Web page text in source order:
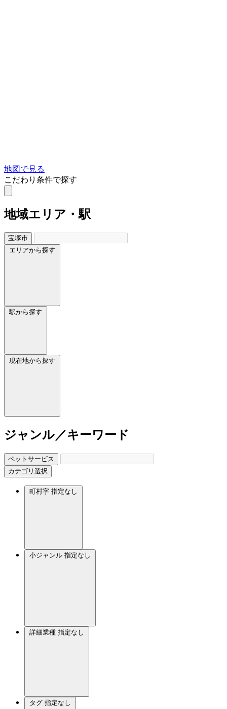
地図で見る
こだわり条件で探す
地域エリア・駅
宝塚市
エリアから探す
駅から探す
現在地から探す
ジャンル／キーワード
ペットサービス
カテゴリ選択
町村字 指定なし
小ジャンル 指定なし
詳細業種 指定なし
タグ 指定なし